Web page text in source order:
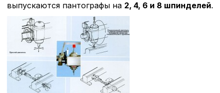
выпускаются пантографы на 2, 4, 6 и 8 шпинделей.